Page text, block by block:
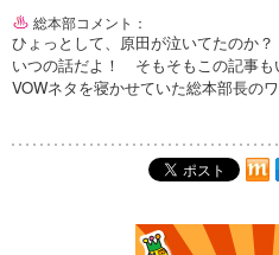
総本部コメント：
ひょっとして、原田が泣いてたのか
いつの話だよ！ そもそもこの記事
VOWネタを寝かせていた総本部長の